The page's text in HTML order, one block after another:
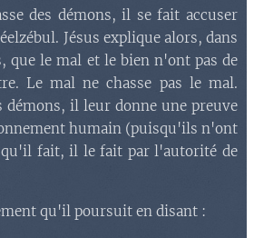
des démons, il se fait accuser
Jésus explique alors, dans
que le mal et le bien n'ont pas de
Le mal ne chasse pas le mal.
démons, il leur donne une preuve
humain (puisqu'ils n'ont
qu'il fait, il le fait par l'autorité de
qu'il poursuit en disant :